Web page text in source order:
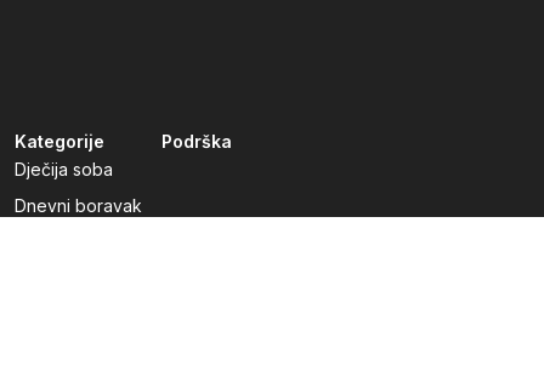
Kategorije
Dječija soba
Dnevni boravak
Podrška